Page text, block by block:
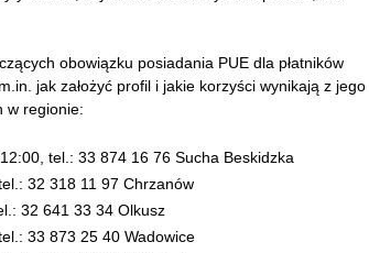
obowiązku posiadania PUE dla płatników
jak założyć profil i jakie korzyści wynikają z jego
w regionie:
tel.: 33 874 16 76 Sucha Beskidzka
32 318 11 97 Chrzanów
32 641 33 34 Olkusz
33 873 25 40 Wadowice